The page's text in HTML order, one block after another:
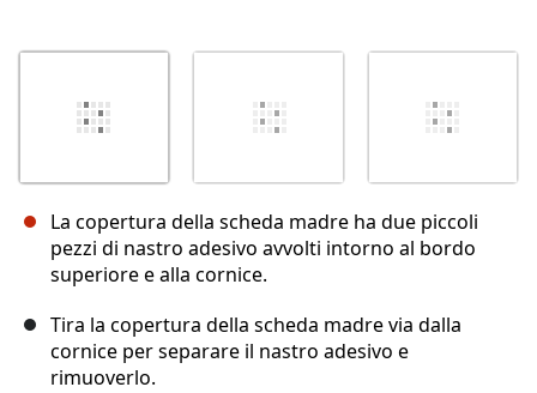
La copertura della scheda madre ha due piccoli
pezzi di nastro adesivo avvolti intorno al bordo
superiore e alla cornice.
Tira la copertura della scheda madre via dalla
cornice per separare il nastro adesivo e
rimuoverlo.